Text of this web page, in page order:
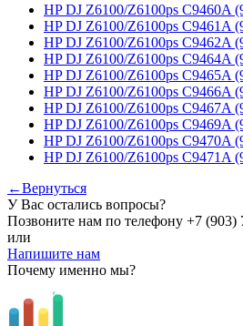
HP DJ Z6100/Z6100ps C9460A
HP DJ Z6100/Z6100ps C9461A
HP DJ Z6100/Z6100ps C9462A
HP DJ Z6100/Z6100ps C9464A
HP DJ Z6100/Z6100ps C9465A
HP DJ Z6100/Z6100ps C9466A
HP DJ Z6100/Z6100ps C9467A
HP DJ Z6100/Z6100ps C9469A
HP DJ Z6100/Z6100ps C9470A
HP DJ Z6100/Z6100ps C9471A
←Вернуться
У Вас остались вопросы?
Позвоните нам по телефону +7 (903)
или
Напишите нам
Почему именно мы?